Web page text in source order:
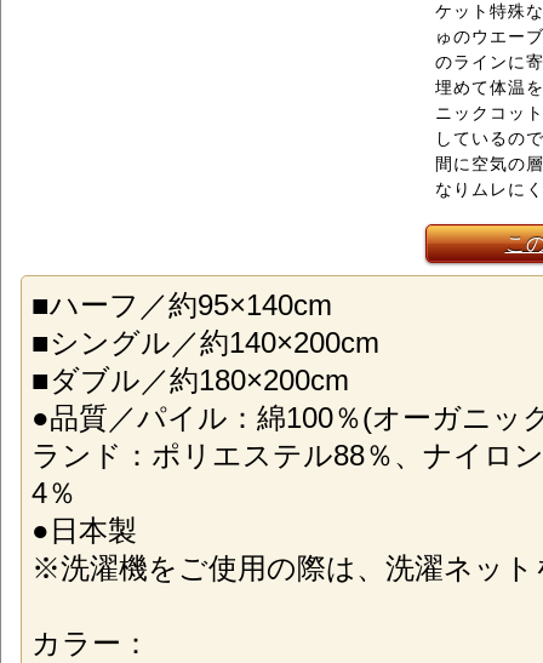
ケット特殊
ゅのウエー
のラインに
埋めて体温
ニックコッ
しているの
間に空気の
なりムレに
こ
■ハーフ／約95×140cm
■シングル／約140×200cm
■ダブル／約180×200cm
●品質／パイル：綿100％(オーガニッ
ランド：ポリエステル88％、ナイロ
4％
●日本製
※洗濯機をご使用の際は、洗濯ネッ
カラー：